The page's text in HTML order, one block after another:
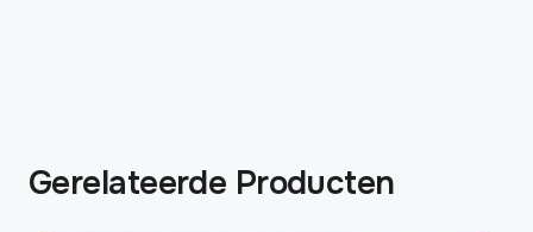
Gerelateerde Producten